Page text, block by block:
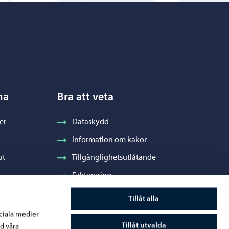
medier
våra
Tillåt alla
Tillåt utvalda
Bra att veta
Dataskydd
Information om kakor
Tillgänglighetsutlåtande
Fakturering
Stadens visuella profil och vapen